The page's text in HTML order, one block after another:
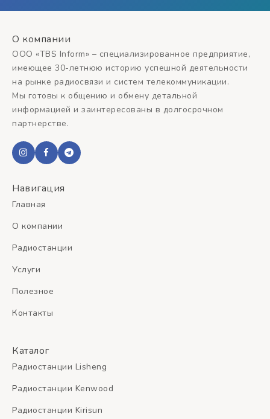
О компании
ООО «TBS Inform» – специализированное предприятие,
имеющее 30-летнюю историю успешной деятельности
на рынке радиосвязи и систем телекоммуникации.
Мы готовы к общению и обмену детальной
информацией и заинтересованы в долгосрочном
партнерстве.
Навигация
Главная
О компании
Радиостанции
Услуги
Полезное
Контакты
Каталог
Радиостанции Lisheng
Радиостанции Kenwood
Радиостанции Kirisun